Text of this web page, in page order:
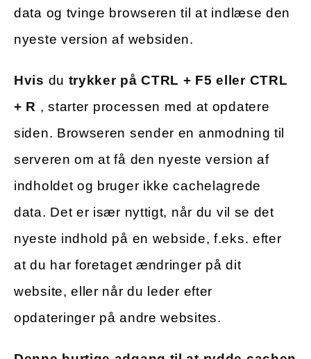
data og tvinge browseren til at indlæse den
nyeste version af websiden.
Hvis du trykker på CTRL + F5 eller CTRL
+ R , starter processen med at opdatere
siden. Browseren sender en anmodning til
serveren om at få den nyeste version af
indholdet og bruger ikke cachelagrede
data. Det er især nyttigt, når du vil se det
nyeste indhold på en webside, f.eks. efter
at du har foretaget ændringer på dit
website, eller når du leder efter
opdateringer på andre websites.